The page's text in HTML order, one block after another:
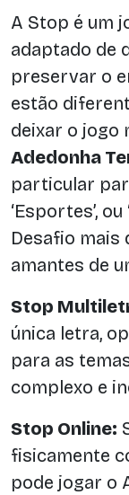
A Stop é um
adaptado de
preservar o
estão
deixar o jogo
Adedonha
particular
‘Esportes’,
Desafio
amantes de
Stop
única letra,
para as
complexo e
Stop Online:
fisicamente
pode jogar o